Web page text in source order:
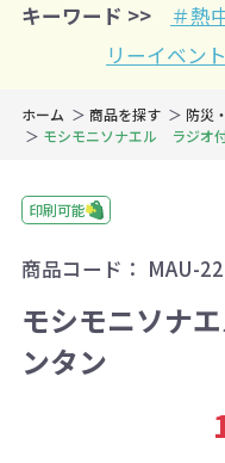
キーワード >>
＃熱
リーイベント
ホーム 商品を探す 防災
モシモニソナエル ラジオ
印刷可能
商品コード： MAU-
モシモニソナ
ンタン